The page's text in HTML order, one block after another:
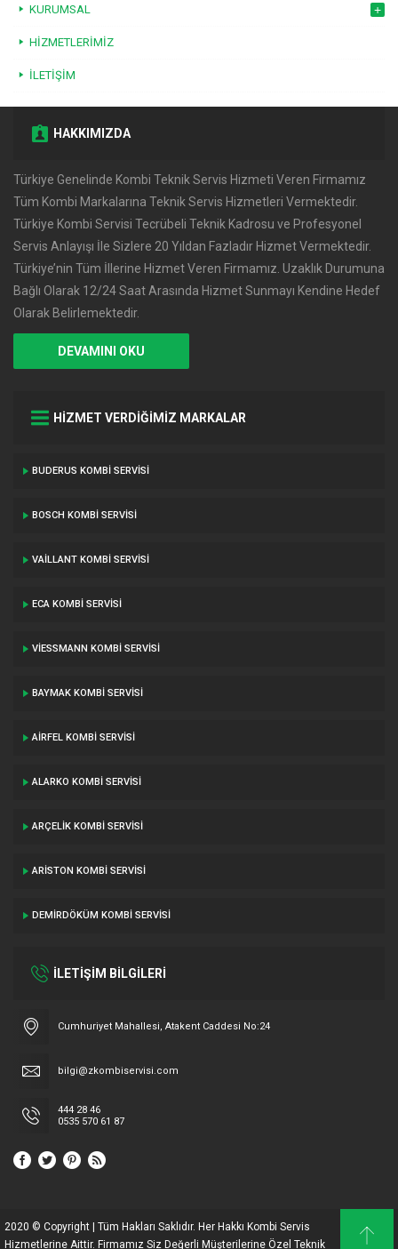
KURUMSAL
HIZMETLERIMIZ
İLETIŞIM
HAKKIMIZDA
Türkiye Genelinde Kombi Teknik Servis Hizmeti Veren Firmamız
Tüm Kombi Markalarına Teknik Servis Hizmetleri Vermektedir.
Türkiye Kombi Servisi Tecrübeli Teknik Kadrosu ve Profesyonel
Servis Anlayışı İle Sizlere 20 Yıldan Fazladır Hizmet Vermektedir.
Türkiye’nin Tüm İllerine Hizmet Veren Firmamız. Uzaklık Durumuna
Bağlı Olarak 12/24 Saat Arasında Hizmet Sunmayı Kendine Hedef
Olarak Belirlemektedir.
DEVAMINI OKU
HİZMET VERDİĞİMİZ MARKALAR
BUDERUS KOMBI SERVISI
BOSCH KOMBI SERVISI
VAILLANT KOMBI SERVISI
ECA KOMBI SERVISI
VIESSMANN KOMBI SERVISI
BAYMAK KOMBI SERVISI
AIRFEL KOMBI SERVISI
ALARKO KOMBI SERVISI
ARÇELIK KOMBI SERVISI
ARISTON KOMBI SERVISI
DEMIRDÖKÜM KOMBI SERVISI
İLETİŞİM BİLGİLERİ
Cumhuriyet Mahallesi, Atakent Caddesi No:24
bilgi@zkombiservisi.com
444 28 46
0535 570 61 87
2020 © Copyright | Tüm Hakları Saklıdır. Her Hakkı Kombi Servis
Hizmetlerine Aittir. Firmamız Siz Değerli Müşterilerine Özel Teknik